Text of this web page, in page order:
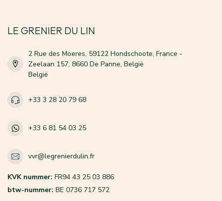
LE GRENIER DU LIN
2 Rue des Moeres, 59122 Hondschoote, France -
Zeelaan 157, 8660 De Panne, België
België
+33 3 28 20 79 68
+33 6 81 54 03 25
vvr@legrenierdulin.fr
KVK nummer: FR94 43 25 03 886
btw-nummer: BE 0736 717 572